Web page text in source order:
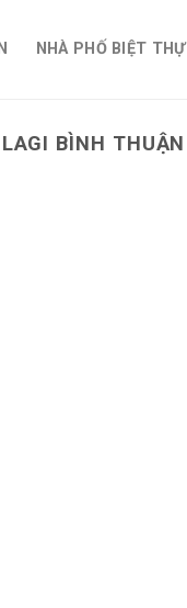
NHÀ PHỐ BIỆT THỰ
BÌNH THUẬN